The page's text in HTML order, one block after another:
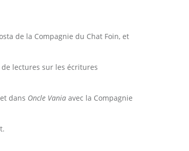
de la Compagnie du Chat Foin, et
de lectures sur les écritures
dans Oncle Vania avec la Compagnie